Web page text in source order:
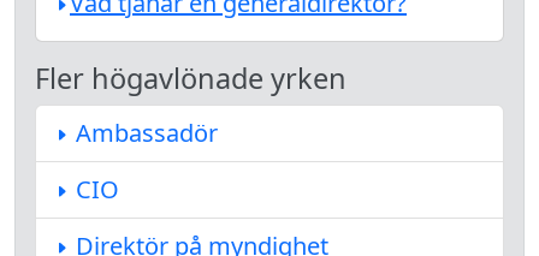
Fler högavlönade yrken
Ambassadör
CIO
Direktör på myndighet